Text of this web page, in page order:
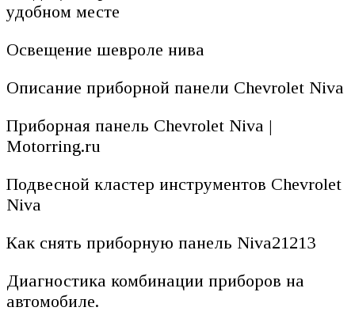
удобном месте
Освещение шевроле нива
Описание приборной панели Chevrolet Niva
Приборная панель Chevrolet Niva |
Motorring.ru
Подвесной кластер инструментов Chevrolet
Niva
Как снять приборную панель Niva21213
Диагностика комбинации приборов на
автомобиле.